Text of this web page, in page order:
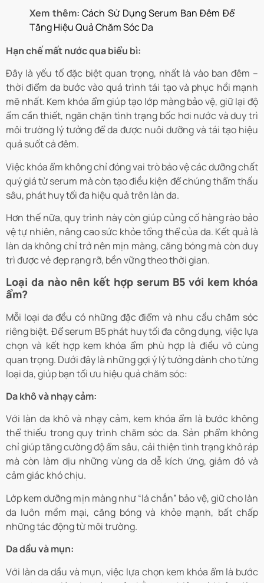
Xem thêm: Cách Sử Dụng Serum Ban Đêm Để
Tăng Hiệu Quả Chăm Sóc Da
Hạn chế mất nước qua biểu bì:
Đây là yếu tố đặc biệt quan trọng, nhất là vào ban đêm –
thời điểm da bước vào quá trình tái tạo và phục hồi mạnh
mẽ nhất. Kem khóa ẩm giúp tạo lớp màng bảo vệ, giữ lại độ
ẩm cần thiết, ngăn chặn tình trạng bốc hơi nước và duy trì
môi trường lý tưởng để da được nuôi dưỡng và tái tạo hiệu
quả suốt cả đêm.
Việc khóa ẩm không chỉ đóng vai trò bảo vệ các dưỡng chất
quý giá từ serum mà còn tạo điều kiện để chúng thẩm thấu
sâu, phát huy tối đa hiệu quả trên làn da.
Hơn thế nữa, quy trình này còn giúp củng cố hàng rào bảo
vệ tự nhiên, nâng cao sức khỏe tổng thể của da. Kết quả là
làn da không chỉ trở nên mịn màng, căng bóng mà còn duy
trì được vẻ đẹp rạng rỡ, bền vững theo thời gian.
Loại da nào nên kết hợp serum B5 với kem khóa
ẩm?
Mỗi loại da đều có những đặc điểm và nhu cầu chăm sóc
riêng biệt. Để serum B5 phát huy tối đa công dụng, việc lựa
chọn và kết hợp kem khóa ẩm phù hợp là điều vô cùng
quan trọng. Dưới đây là những gợi ý lý tưởng dành cho từng
loại da, giúp bạn tối ưu hiệu quả chăm sóc:
Da khô và nhạy cảm:
Với làn da khô và nhạy cảm, kem khóa ẩm là bước không
thể thiếu trong quy trình chăm sóc da. Sản phẩm không
chỉ giúp tăng cường độ ẩm sâu, cải thiện tình trạng khô ráp
mà còn làm dịu những vùng da dễ kích ứng, giảm đỏ và
cảm giác khó chịu.
Lớp kem dưỡng mịn màng như “lá chắn” bảo vệ, giữ cho làn
da luôn mềm mại, căng bóng và khỏe mạnh, bất chấp
những tác động từ môi trường.
Da dầu và mụn:
Với làn da dầu và mụn, việc lựa chọn kem khóa ẩm là bước